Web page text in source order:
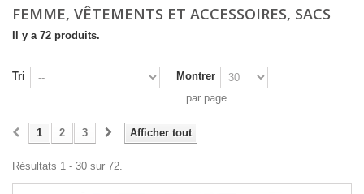
FEMME, VÊTEMENTS ET ACCESSOIRES, SACS
Il y a 72 produits.
Tri
Montrer
par page
Afficher tout
1 2 3
Résultats 1 - 30 sur 72.